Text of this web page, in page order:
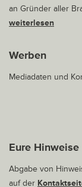
an Gründer aller
weiterlesen
Werben
Mediadaten und
Eure Hinweise
Abgabe von
auf der